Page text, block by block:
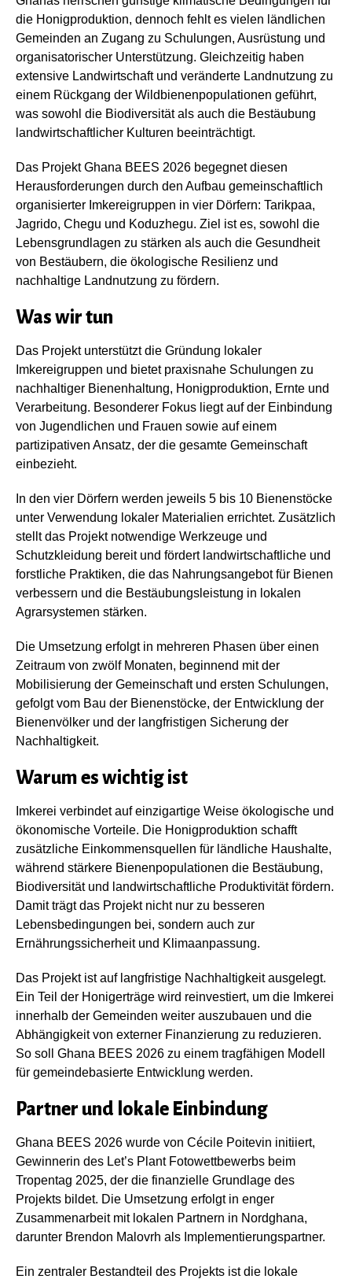
die Honigproduktion, dennoch fehlt es vielen ländlichen
Gemeinden an Zugang zu Schulungen, Ausrüstung und
organisatorischer Unterstützung. Gleichzeitig haben
extensive Landwirtschaft und veränderte Landnutzung zu
einem Rückgang der Wildbienenpopulationen geführt,
was sowohl die Biodiversität als auch die Bestäubung
landwirtschaftlicher Kulturen beeinträchtigt.
Das Projekt Ghana BEES 2026 begegnet diesen
Herausforderungen durch den Aufbau gemeinschaftlich
organisierter Imkereigruppen in vier Dörfern: Tarikpaa,
Jagrido, Chegu und Koduzhegu. Ziel ist es, sowohl die
Lebensgrundlagen zu stärken als auch die Gesundheit
von Bestäubern, die ökologische Resilienz und
nachhaltige Landnutzung zu fördern.
Was wir tun
Das Projekt unterstützt die Gründung lokaler
Imkereigruppen und bietet praxisnahe Schulungen zu
nachhaltiger Bienenhaltung, Honigproduktion, Ernte und
Verarbeitung. Besonderer Fokus liegt auf der Einbindung
von Jugendlichen und Frauen sowie auf einem
partizipativen Ansatz, der die gesamte Gemeinschaft
einbezieht.
In den vier Dörfern werden jeweils 5 bis 10 Bienenstöcke
unter Verwendung lokaler Materialien errichtet. Zusätzlich
stellt das Projekt notwendige Werkzeuge und
Schutzkleidung bereit und fördert landwirtschaftliche und
forstliche Praktiken, die das Nahrungsangebot für Bienen
verbessern und die Bestäubungsleistung in lokalen
Agrarsystemen stärken.
Die Umsetzung erfolgt in mehreren Phasen über einen
Zeitraum von zwölf Monaten, beginnend mit der
Mobilisierung der Gemeinschaft und ersten Schulungen,
gefolgt vom Bau der Bienenstöcke, der Entwicklung der
Bienenvölker und der langfristigen Sicherung der
Nachhaltigkeit.
Warum es wichtig ist
Imkerei verbindet auf einzigartige Weise ökologische und
ökonomische Vorteile. Die Honigproduktion schafft
zusätzliche Einkommensquellen für ländliche Haushalte,
während stärkere Bienenpopulationen die Bestäubung,
Biodiversität und landwirtschaftliche Produktivität fördern.
Damit trägt das Projekt nicht nur zu besseren
Lebensbedingungen bei, sondern auch zur
Ernährungssicherheit und Klimaanpassung.
Das Projekt ist auf langfristige Nachhaltigkeit ausgelegt.
Ein Teil der Honigerträge wird reinvestiert, um die Imkerei
innerhalb der Gemeinden weiter auszubauen und die
Abhängigkeit von externer Finanzierung zu reduzieren.
So soll Ghana BEES 2026 zu einem tragfähigen Modell
für gemeindebasierte Entwicklung werden.
Partner und lokale Einbindung
Ghana BEES 2026 wurde von Cécile Poitevin initiiert,
Gewinnerin des Let’s Plant Fotowettbewerbs beim
Tropentag 2025, der die finanzielle Grundlage des
Projekts bildet. Die Umsetzung erfolgt in enger
Zusammenarbeit mit lokalen Partnern in Nordghana,
darunter Brendon Malovrh als Implementierungspartner.
Ein zentraler Bestandteil des Projekts ist die lokale